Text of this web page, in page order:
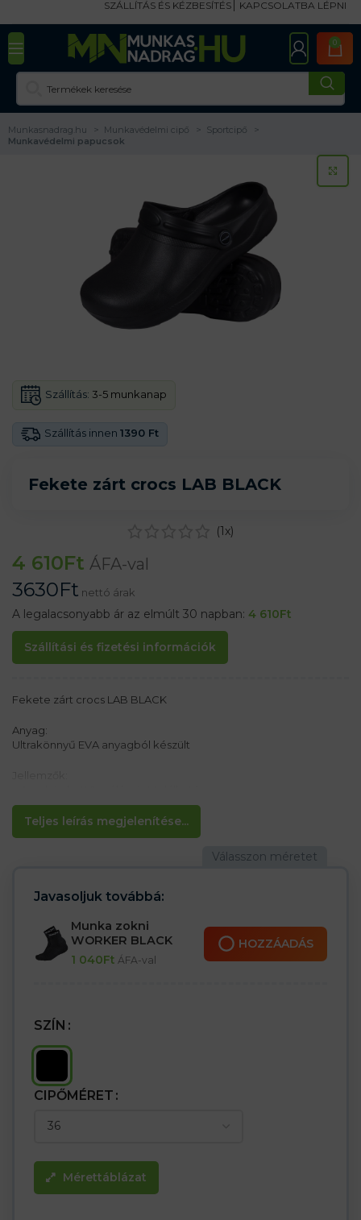
SZÁLLÍTÁS ÉS KÉZBESÍTÉS KAPCSOLATBA LÉPNI
0
Munkasnadrag.hu Munkavédelmi cipő
Sportcipő
Munkavédelmi papucsok
Fekete zárt crocs LAB BLACK
Szállítás innen 1390 Ft
Szállítás: 3-5 munkanap
(1x)
4 610Ft ÁFA-val
3630Ft nettó árak
A legalacsonyabb ár az elmúlt 30 napban: 4 610Ft
Szállítási és fizetési információk
Teljes leírás megjelenítése...
Fekete zárt crocs LAB BLACK
Anyag:
Ultrakönnyű EVA anyagból készült
– Zárt lábujj
– Az öntött talp kényelmes viseletet biztosít
– Csúszásmentes talp
Javasoljuk továbbá:
Munka zokni
WORKER BLACK
1 040Ft ÁFA-val
HOZZÁADÁS
SZÍN
CIPŐMÉRET
Mérettáblázat